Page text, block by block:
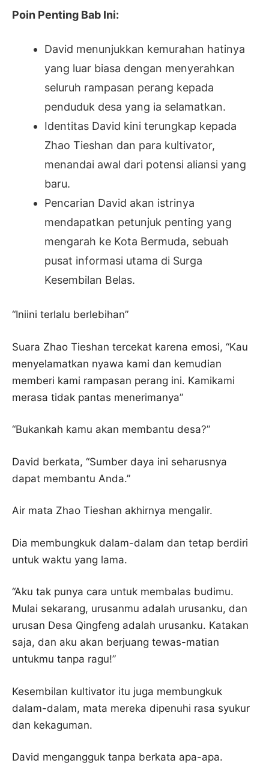
Poin Penting Bab Ini:
David menunjukkan kemurahan hatinya
yang luar biasa dengan menyerahkan
seluruh rampasan perang kepada
penduduk desa yang ia selamatkan.
Identitas David kini terungkap kepada
Zhao Tieshan dan para kultivator,
menandai awal dari potensi aliansi yang
baru.
Pencarian David akan istrinya
mendapatkan petunjuk penting yang
mengarah ke Kota Bermuda, sebuah
pusat informasi utama di Surga
Kesembilan Belas.
“Iniini terlalu berlebihan”
Suara Zhao Tieshan tercekat karena emosi, “Kau
menyelamatkan nyawa kami dan kemudian
memberi kami rampasan perang ini. Kamikami
merasa tidak pantas menerimanya”
“Bukankah kamu akan membantu desa?”
David berkata, “Sumber daya ini seharusnya
dapat membantu Anda.”
Air mata Zhao Tieshan akhirnya mengalir.
Dia membungkuk dalam-dalam dan tetap berdiri
untuk waktu yang lama.
“Aku tak punya cara untuk membalas budimu.
Mulai sekarang, urusanmu adalah urusanku, dan
urusan Desa Qingfeng adalah urusanku. Katakan
saja, dan aku akan berjuang tewas-matian
untukmu tanpa ragu!”
Kesembilan kultivator itu juga membungkuk
dalam-dalam, mata mereka dipenuhi rasa syukur
dan kekaguman.
David mengangguk tanpa berkata apa-apa.